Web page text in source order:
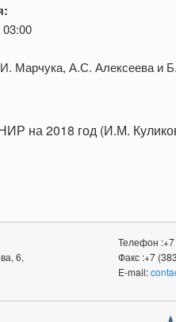
Марчука, А.С. Алексеева и
на 2018 год (И.М.
6,
Телефон
Факс :+7
E-mail: